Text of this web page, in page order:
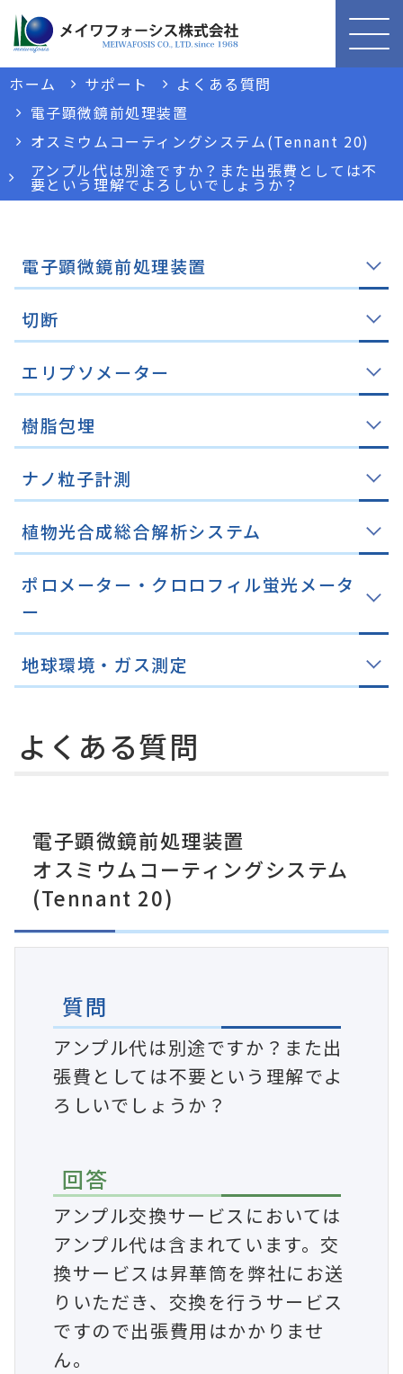
ホーム サポート
よくある質問
電子顕微鏡前処理装置
オスミウムコーティングシステム(Tennant 20)
アンプル代は別途ですか？また出張費としては不
要という理解でよろしいでしょうか？
電子顕微鏡前処理装置
切断
エリプソメーター
樹脂包埋
ナノ粒子計測
植物光合成総合解析システム
ポロメーター・クロロフィル蛍光メータ
ー
地球環境・ガス測定
よくある質問
電子顕微鏡前処理装置
オスミウムコーティングシステム
(Tennant 20)
質問
アンプル代は別途ですか？また出
張費としては不要という理解でよ
ろしいでしょうか？
回答
アンプル交換サービスにおいては
アンプル代は含まれています。交
換サービスは昇華筒を弊社にお送
りいただき、交換を行うサービス
ですので出張費用はかかりませ
ん。